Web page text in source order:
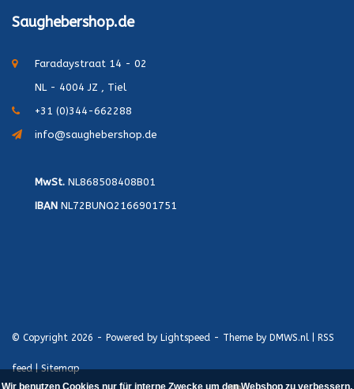
Saughebershop.de
Faradaystraat 14 - 02
NL - 4004 JZ , Tiel
+31 (0)344-662288
info@saughebershop.de
MwSt. NL868508408B01
IBAN NL72BUNQ2166901751
© Copyright 2026 - Powered by Lightspeed - Theme by DMWS.nl RSS
feed|Sitemap
Wir benutzen Cookies nur für interne Zwecke um den Webshop zu verbessern.